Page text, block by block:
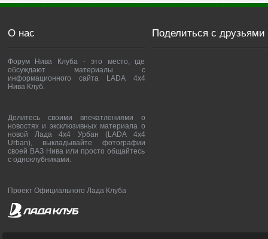
О нас
Форум Нива Клуба - это место, где
обсуждают материалы с
информационного сайта LADA 4x4
Нива Клуб.
Делитесь своими впечатлениями о
новостях и эксклюзивных материала о
новой Лада 4х4 Урбан (LADA 4x4
Urban), выкладывайте фотографии
своей ВАЗ Нива или просто общайтесь
с одноклубниками.
Проект Официального Лада Клуба
Поделиться с друзьями